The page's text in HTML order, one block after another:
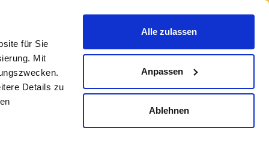
für Sie
Mit
Details zu
Alle zulassen
Anpassen
Ablehnen